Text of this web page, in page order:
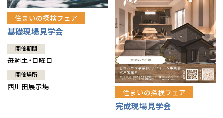
住まいの探検フェア
基礎現場見学会
開催期間
毎週土・日曜日
開催場所
西川田展示場
住まいの探検フェア
完成現場見学会